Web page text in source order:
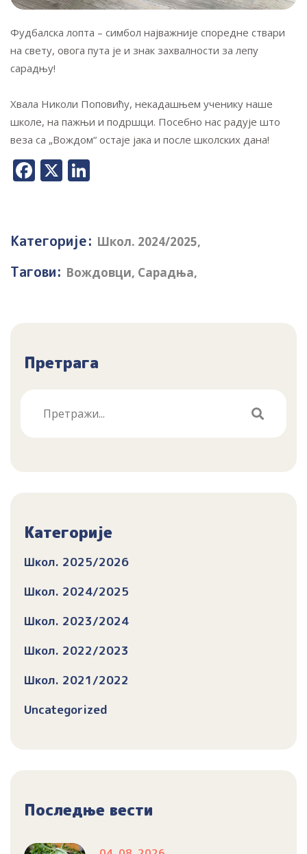
Фудбалска лопта – симбол најважније споредне ствари
на свету, овога пута је и знак захвалности за лепу
сарадњу!
Хвала Николи Поповићу, некадашњем ученику наше
школе, на пажњи и подршци. Посебно нас радује што
веза са „Вождом“ остаје јака и после школских дана!
Facebook
X
Категорије: Школ. 2024/2025,
Тагови: Вождовци, Сарадња,
Претрага
Категорије
Школ. 2025/2026
Школ. 2024/2025
Школ. 2023/2024
Школ. 2022/2023
Школ. 2021/2022
Uncategorized
Последње вести